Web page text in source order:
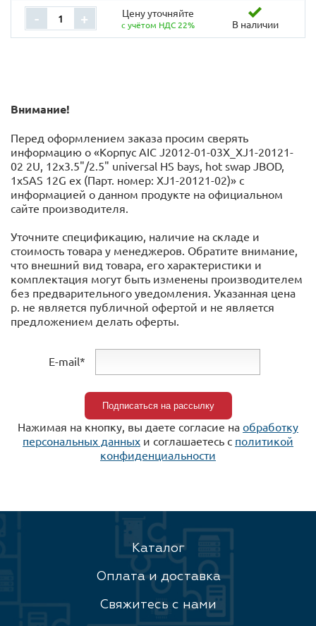
- + Цену уточняйте
с учётом НДС 22% В наличии
Внимание!
Перед оформлением заказа просим сверять
информацию о «Корпус AIC J2012-01-03X_XJ1-20121-
02 2U, 12x3.5"/2.5" universal HS bays, hot swap JBOD,
1xSAS 12G ex (Парт. номер: XJ1-20121-02)» с
информацией o данном продукте на официальном
сайте производителя.
Уточните спецификацию, наличие на складе и
стоимость товара у менеджеров. Обратите внимание,
что внешний вид товара, его характеристики и
комплектация могут быть изменены производителем
без предварительного уведомления. Указанная цена
р. не является публичной офертой и не является
предложением делать оферты.
E-mail*
Нажимая на кнопку, вы даете согласие на обработку
персональных данных и соглашаетесь c политикой
конфиденциальности
Каталог
Оплата и доставка
Свяжитесь с нами